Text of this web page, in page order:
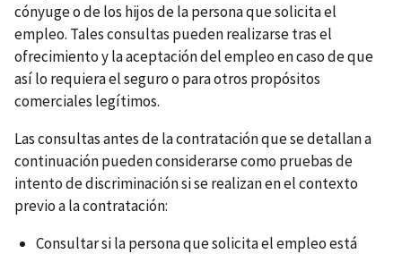
cónyuge o de los hijos de la persona que solicita el
empleo. Tales consultas pueden realizarse tras el
ofrecimiento y la aceptación del empleo en caso de que
así lo requiera el seguro o para otros propósitos
comerciales legítimos.
Las consultas antes de la contratación que se detallan a
continuación pueden considerarse como pruebas de
intento de discriminación si se realizan en el contexto
previo a la contratación:
Consultar si la persona que solicita el empleo está